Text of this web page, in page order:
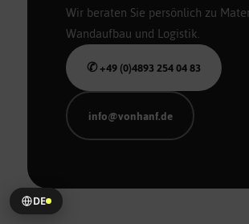
Wir beraten Sie persönlich zu
Wandaufbau und Logistik.
✆ +49 (0)4893 254 04 83
info@vonhanf.de
DE